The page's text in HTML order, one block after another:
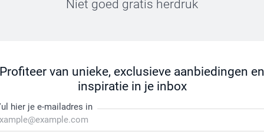
Niet goed gratis herdruk
Profiteer van unieke, exclusieve aanbiedingen en
inspiratie in je inbox
hier je e-mailadres in